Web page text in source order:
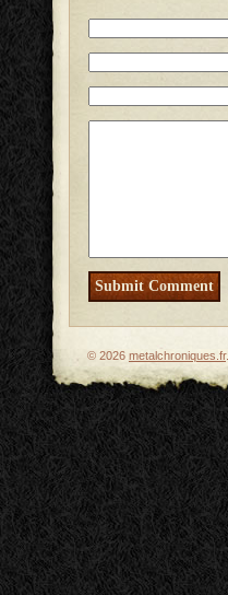
© 2026 metalchroniques.fr.